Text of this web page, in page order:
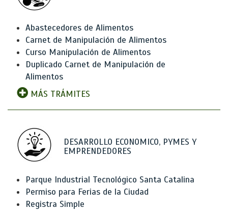
Abastecedores de Alimentos
Carnet de Manipulación de Alimentos
Curso Manipulación de Alimentos
Duplicado Carnet de Manipulación de
Alimentos
MÁS TRÁMITES
DESARROLLO ECONOMICO, PYMES Y
EMPRENDEDORES
Parque Industrial Tecnológico Santa Catalina
Permiso para Ferias de la Ciudad
Registra Simple